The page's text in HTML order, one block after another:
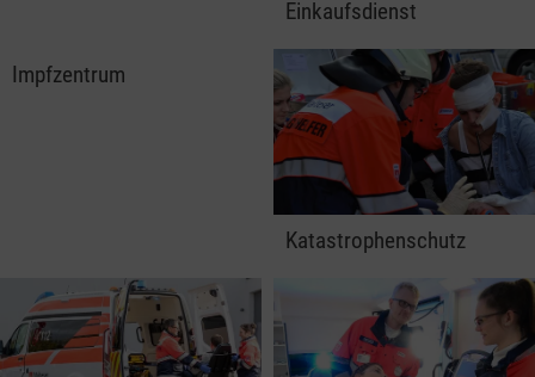
Einkaufsdienst
Impfzentrum
Katastrophenschutz